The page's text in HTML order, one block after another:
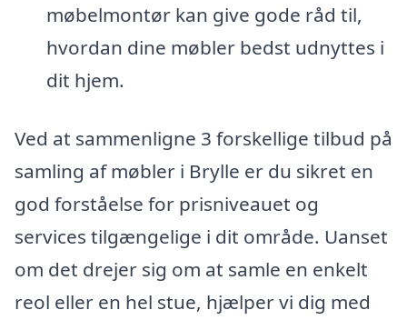
møbelmontør kan give gode råd til,
hvordan dine møbler bedst udnyttes i
dit hjem.
Ved at sammenligne 3 forskellige tilbud på
samling af møbler i Brylle er du sikret en
god forståelse for prisniveauet og
services tilgængelige i dit område. Uanset
om det drejer sig om at samle en enkelt
reol eller en hel stue, hjælper vi dig med